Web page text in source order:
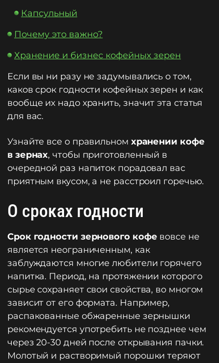
Капсульный
Почему это важно?
Хранение и бизнес кофейных зерен
Если вы ни разу не задумывались о том,
каков срок годности кофейных зерен и как
вообще их надо хранить, значит эта статья
для вас.
Узнайте все о правильном хранении кофе
в зернах, чтобы приготовленный в
очередной раз напиток порадовал вас
приятным вкусом, а не расстроил горечью.
О сроках годности
Срок годности зернового кофе вовсе не
является неограниченным, как
заблуждаются многие любители горячего
напитка. Период, на протяжении которого
сырье сохраняет свои свойства, во многом
зависит от его формата. Например,
распакованные обжаренные зернышки
рекомендуется употребить не позднее чем
через 20-30 дней после открывания пачки.
Молотый и растворимый порошки теряют